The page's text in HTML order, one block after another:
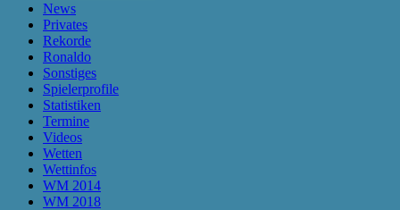
News
Privates
Rekorde
Ronaldo
Sonstiges
Spielerprofile
Statistiken
Termine
Videos
Wetten
Wettinfos
WM 2014
WM 2018